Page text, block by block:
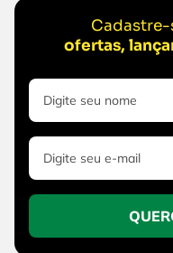
Cadastre-
ofertas,